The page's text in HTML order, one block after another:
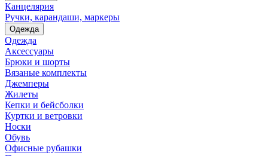
Канцелярия
Ручки, карандаши, маркеры
Одежда
Одежда
Аксессуары
Брюки и шорты
Вязаные комплекты
Джемперы
Жилеты
Кепки и бейсболки
Куртки и ветровки
Носки
Обувь
Офисные рубашки